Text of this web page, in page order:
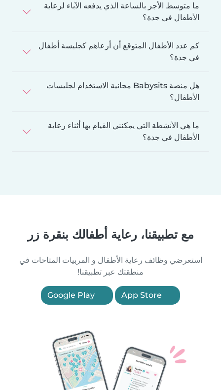
ما متوسط الأجر بالساعة الذي يدفعه الآباء لرعاية
الأطفال في جدة؟
كم عدد الأطفال المتوقع أن أرعاهم كجليسة أطفال
في جدة؟
هل منصة Babysits مجانية الاستخدام لجليسات
الأطفال؟
ما هي الأنشطة التي يمكنني القيام بها أثناء رعاية
الأطفال في جدة؟
مع تطبيقنا، رعاية أطفالك بنقرة زر
استعرضي وظائف رعاية الأطفال و المربيات المتاحات في
منطقتك عبر تطبيقنا!